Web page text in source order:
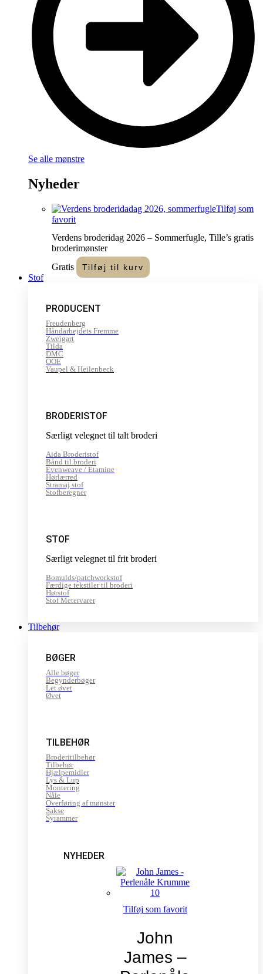
Se alle mønstre
Nyheder
Tilføj som
favorit
Verdens broderidag 2026 – Sommerfugle, Tille’s gratis
broderimønster
Gratis
Tilføj til kurv
Stof
PRODUCENT
Freudenberg
Håndarbejdets Fremme
Zweigart
Tilda
DMC
OOE
Vaupel & Heilenbeck
BRODERISTOF
Særligt velegnet til talt broderi
Aida Broderistof
Bånd til broderi
Evenweave / Etamine
Hørlærred
Stramaj stof
Stofberegner
STOF
Særligt velegnet til frit broderi
Bomulds/patchworkstof
Færdige tekstiler til broderi
Hørstof
Stof Metervarer
Tilbehør
BØGER
Alle bøger
Begynderbøger
Let øvet
Øvet
TILBEHØR
Broderitilbehør
Tilbehør
Hjælpemidler
Lys & Lup
Montering
Nåle
Overføring af mønster
Sakse
Syrammer
NYHEDER
Tilføj som favorit
John
James –